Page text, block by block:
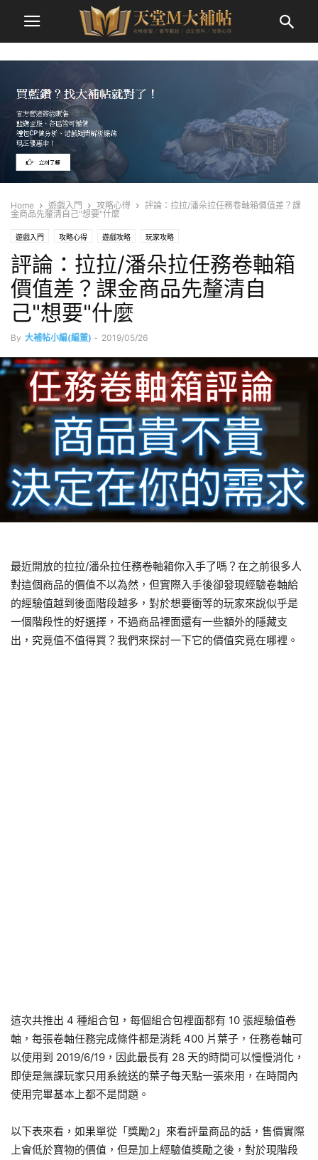
Home 遊戲入門 攻略心得
評論：拉拉/潘朵拉任務卷軸箱價值差？課
金商品先釐清自己"想要"什麼
遊戲入門 攻略心得 遊戲攻略 玩家攻略
評論：拉拉/潘朵拉任務卷軸箱
價值差？課金商品先釐清自
己"想要"什麼
By 大補帖小編(編董) - 2019/05/26
最近開放的拉拉/潘朵拉任務卷軸箱你入手了嗎？在之前很多人
對這個商品的價值不以為然，但實際入手後卻發現經驗卷軸給
的經驗值越到後面階段越多，對於想要衝等的玩家來說似乎是
一個階段性的好選擇，不過商品裡面還有一些額外的隱藏支
出，究竟值不值得買？我們來探討一下它的價值究竟在哪裡。
這次共推出 4 種組合包，每個組合包裡面都有 10 張經驗值卷
軸，每張卷軸任務完成條件都是消耗 400 片葉子，任務卷軸可
以使用到 2019/6/19，因此最長有 28 天的時間可以慢慢消化，
即使是無課玩家只用系統送的葉子每天點一張來用，在時間內
使用完畢基本上都不是問題。
以下表來看，如果單從「獎勵2」來看評量商品的話，售價實際
上會低於寶物的價值，但是加上經驗值獎勵之後，對於現階段